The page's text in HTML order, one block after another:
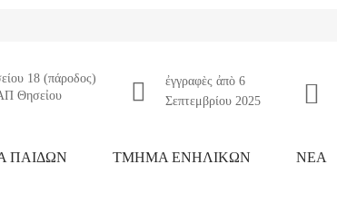
18 (πάροδος)
Θησεἰου
ἐγγραφὲς ἀπὸ 6
Σεπτεμβρίου 2025
ΠΑΙΔΩΝ ΤΜΗΜΑ ΕΝΗΛΙΚΩΝ NEA